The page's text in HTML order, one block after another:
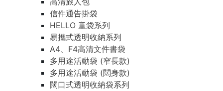
信件通告掛袋
HELLO 童袋系列
易攜式透明收納系列
A4、F4高清文件書袋
多用途活動袋 (窄長款)
多用途活動袋 (闊身款)
闊口式透明收納袋系列